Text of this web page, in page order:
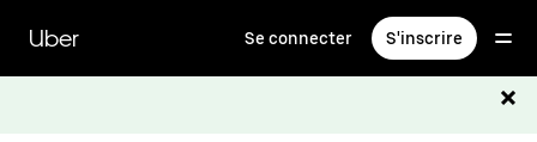
contenu
principal
Uber Se connecter S'inscrire